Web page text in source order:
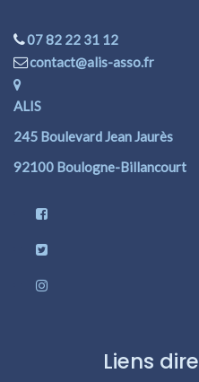
07 82 22 31 12
contact@alis-asso.fr
ALIS
245 Boulevard Jean Jaurès
92100 Boulogne-Billancourt
Liens